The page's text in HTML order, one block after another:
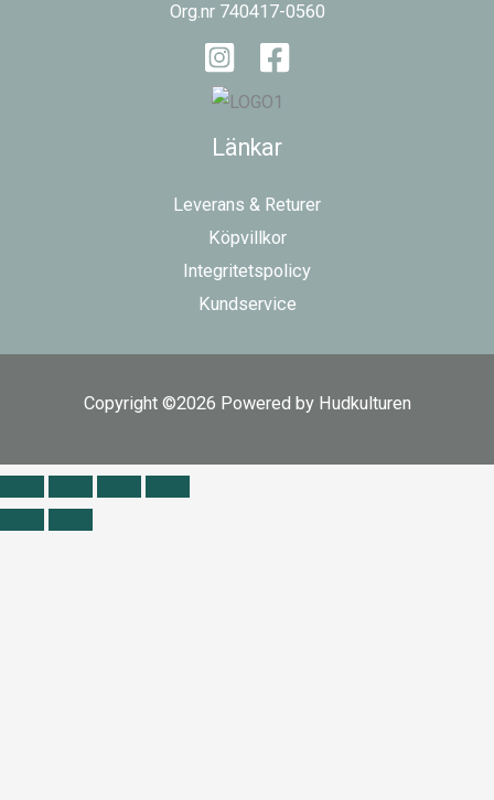
Org.nr 740417-0560
Länkar
Leverans & Returer
Köpvillkor
Integritetspolicy
Kundservice
Copyright ©2026 Powered by Hudkulturen